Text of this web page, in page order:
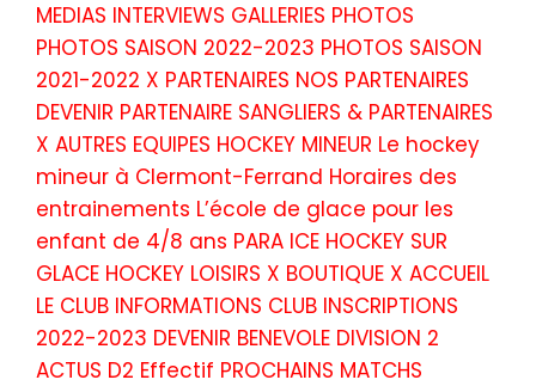
MEDIAS INTERVIEWS GALLERIES PHOTOS
PHOTOS SAISON 2022-2023 PHOTOS SAISON
2021-2022 X PARTENAIRES NOS PARTENAIRES
DEVENIR PARTENAIRE SANGLIERS & PARTENAIRES
X AUTRES EQUIPES HOCKEY MINEUR Le hockey
mineur à Clermont-Ferrand Horaires des
entrainements L’école de glace pour les
enfant de 4/8 ans PARA ICE HOCKEY SUR
GLACE HOCKEY LOISIRS X BOUTIQUE X ACCUEIL
LE CLUB INFORMATIONS CLUB INSCRIPTIONS
2022-2023 DEVENIR BENEVOLE DIVISION 2
ACTUS D2 Effectif PROCHAINS MATCHS